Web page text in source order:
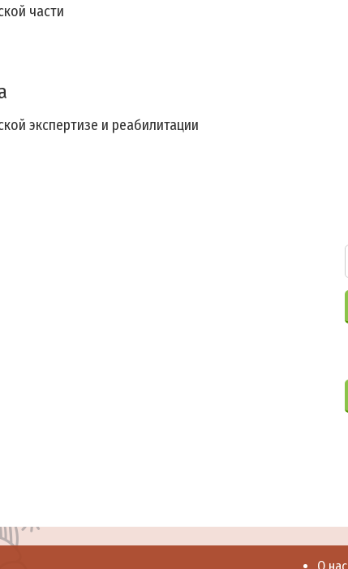
части
экспертизе и реабилитации